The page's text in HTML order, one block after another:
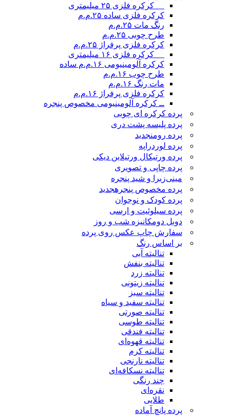
__ کرکره فلزی ۲۵ میلیمتری
کرکره فلزی ساده ۲۵.م.م
رنگ مات ۲۵.م.م
طرح چوبی ۲۵.م.م
کرکره فلزی پرفراژ ۲۵.م.م
__ کرکره فلزی ۱۶ میلیمتری
کرکره آلومینیومی ۱۶.م.م ساده
طرح چوب ۱۶.م.م
مات رنگ ۱۶.م.م
کرکره فلزی پرفراژ ۱۶.م.م
ــ کرکره آلومینیومی مخصوص پنجره
پرده کرکره ای چوبی
پرده پلیسه پشت دری
پرده رومنجدید
پرده لوردراپه
پرده ورتیکال ورتیلاین دیکی
پرده چاپی و تصویری
مینی‌زبرا و شید پنجره
پرده مخصوص پنجره جدید
پرده کودک و نوجوان
پرده سیلوئیت و ارسی
دوبل دومکانیزه شب و روز
سفارش چاپ عکس روی پرده
بر اساس رنگ
تنالیته آبی
تنالیته بنفش
تنالیته زرد
تنالیته زیتونی
تنالیته سبز
تنالیته سفید و سیاه
تنالیته صورتی
تنالیته طوسی
تنالیته فندقی
تنالیته قهوه‌ای
تنالیته کرم
تنالیته نارنجی
تنالیته نسکافه‌ای
چند رنگی
نقره‌ای
طلایی
پرده پانچ آماده